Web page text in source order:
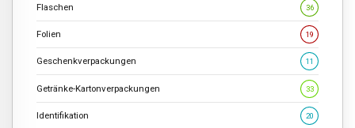
Flaschen 36
Folien 19
Geschenkverpackungen 11
Getränke-Kartonverpackungen 33
Identifikation 20